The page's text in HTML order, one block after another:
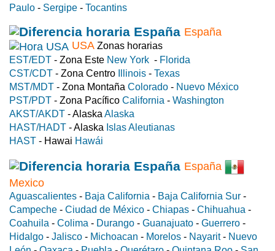
Paulo - Sergipe - Tocantins
España
USA Zonas horarias
EST/EDT - Zona Este New York - Florida
CST/CDT - Zona Centro Illinois - Texas
MST/MDT - Zona Montaña Colorado - Nuevo México
PST/PDT - Zona Pacífico California - Washington
AKST/AKDT - Alaska Alaska
HAST/HADT - Alaska Islas Aleutianas
HAST - Hawai Hawái
España
Mexico
Aguascalientes - Baja California - Baja California Sur -
Campeche - Ciudad de México - Chiapas - Chihuahua -
Coahuila - Colima - Durango - Guanajuato - Guerrero -
Hidalgo - Jalisco - Michoacan - Morelos - Nayarit- Nuevo